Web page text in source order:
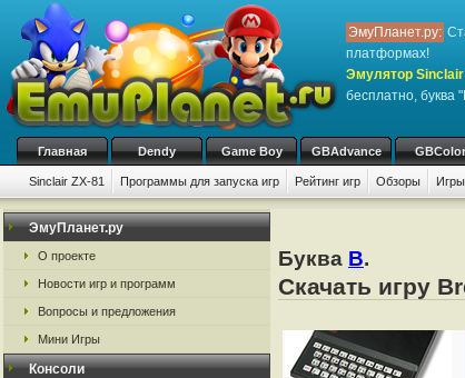
ЭмуПланет.ру:
платформах!
Эмулятор Sinclair
бесплатно, буква
Главная Dendy Game Boy GBAdvance GBColor
Sinclair ZX-81 Программы для запуска игр Рейтинг игр Обзоры
ЭмуПланет.ру
О проекте
Новости игр и программ
Вопросы и предложения
Мини Игры
Консоли
Буква B.
Скачать игру